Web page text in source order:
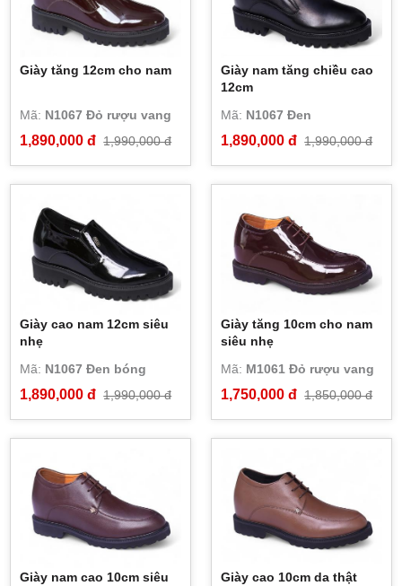
Giày tăng 12cm cho nam
Mã: N1067 Đỏ rượu vang
1,890,000 đ 1,990,000 đ
Giày nam tăng chiều cao
12cm
Mã: N1067 Đen
1,890,000 đ 1,990,000 đ
Giày cao nam 12cm siêu
nhẹ
Mã: N1067 Đen bóng
1,890,000 đ 1,990,000 đ
Giày tăng 10cm cho nam
siêu nhẹ
Mã: M1061 Đỏ rượu vang
1,750,000 đ 1,850,000 đ
Giày nam cao 10cm siêu
Giày cao 10cm da thật